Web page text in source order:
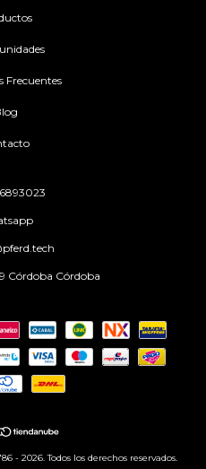
Frecuentes
Córdoba Córdoba
- 2026. Todos los derechos reservados.